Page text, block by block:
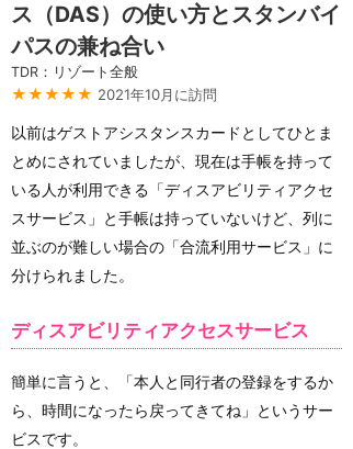
ス（DAS）の使い方とスタンバイ
パスの兼ね合い
TDR：リゾート全般
★★★★★ 2021年10月に訪問
以前はゲストアシスタンスカードとしてひとま
とめにされていましたが、現在は手帳を持って
いる人が利用できる「ディスアビリティアクセ
スサービス」と手帳は持っていないけど、列に
並ぶのが難しい場合の「合流利用サービス」に
分けられました。
ディスアビリティアクセスサービス
簡単に言うと、「本人と同行者の登録をするか
ら、時間になったら戻ってきてね」というサー
ビスです。